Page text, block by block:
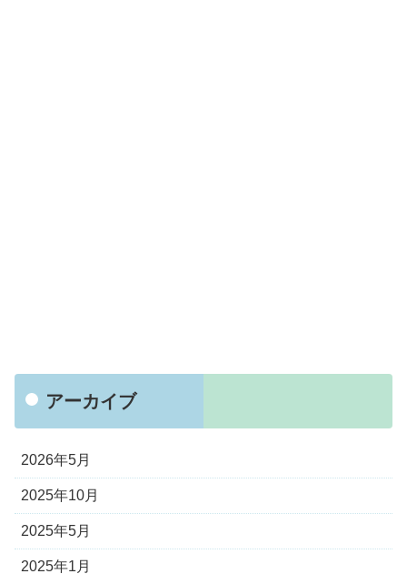
アーカイブ
2026年5月
2025年10月
2025年5月
2025年1月